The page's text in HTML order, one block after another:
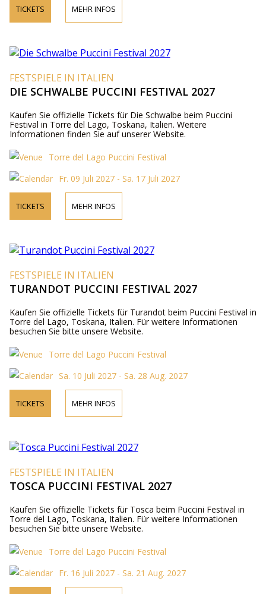
TICKETS MEHR INFOS
FESTSPIELE IN ITALIEN
DIE SCHWALBE PUCCINI FESTIVAL 2027
Kaufen Sie offizielle Tickets für Die Schwalbe beim Puccini
Festival in Torre del Lago, Toskana, Italien. Weitere
Informationen finden Sie auf unserer Website.
Torre del Lago Puccini Festival
Fr. 09 Juli 2027 - Sa. 17 Juli 2027
TICKETS MEHR INFOS
FESTSPIELE IN ITALIEN
TURANDOT PUCCINI FESTIVAL 2027
Kaufen Sie offizielle Tickets für Turandot beim Puccini Festival in
Torre del Lago, Toskana, Italien. Für weitere Informationen
besuchen Sie bitte unsere Website.
Torre del Lago Puccini Festival
Sa. 10 Juli 2027 - Sa. 28 Aug. 2027
TICKETS MEHR INFOS
FESTSPIELE IN ITALIEN
TOSCA PUCCINI FESTIVAL 2027
Kaufen Sie offizielle Tickets für Tosca beim Puccini Festival in
Torre del Lago, Toskana, Italien. Für weitere Informationen
besuchen Sie bitte unsere Website.
Torre del Lago Puccini Festival
Fr. 16 Juli 2027 - Sa. 21 Aug. 2027